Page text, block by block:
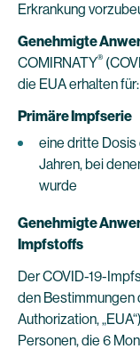
Erkrankung
Genehmigte
COMIRNATY®
die EUA erhalten für:
Primäre Impfserie
eine dritte Dosis
Jahren, bei
wurde
Genehmigte
Impfstoffs
Der COVID-19-
den Bestimmungen
Authorization,
Personen, die 6